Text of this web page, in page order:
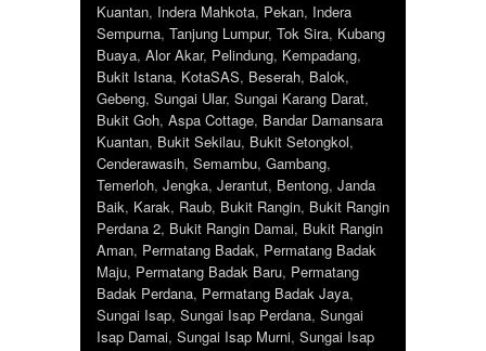
Kuantan, Indera Mahkota, Pekan, Indera
Sempurna, Tanjung Lumpur, Tok Sira, Kubang
Buaya, Alor Akar, Pelindung, Kempadang,
Bukit Istana, KotaSAS, Beserah, Balok,
Gebeng, Sungai Ular, Sungai Karang Darat,
Bukit Goh, Aspa Cottage, Bandar Damansara
Kuantan, Bukit Sekilau, Bukit Setongkol,
Cenderawasih, Semambu, Gambang,
Temerloh, Jengka, Jerantut, Bentong, Janda
Baik, Karak, Raub, Bukit Rangin, Bukit Rangin
Perdana 2, Bukit Rangin Damai, Bukit Rangin
Aman, Permatang Badak, Permatang Badak
Maju, Permatang Badak Baru, Permatang
Badak Perdana, Permatang Badak Jaya,
Sungai Isap, Sungai Isap Perdana, Sungai
Isap Damai, Sungai Isap Murni, Sungai Isap